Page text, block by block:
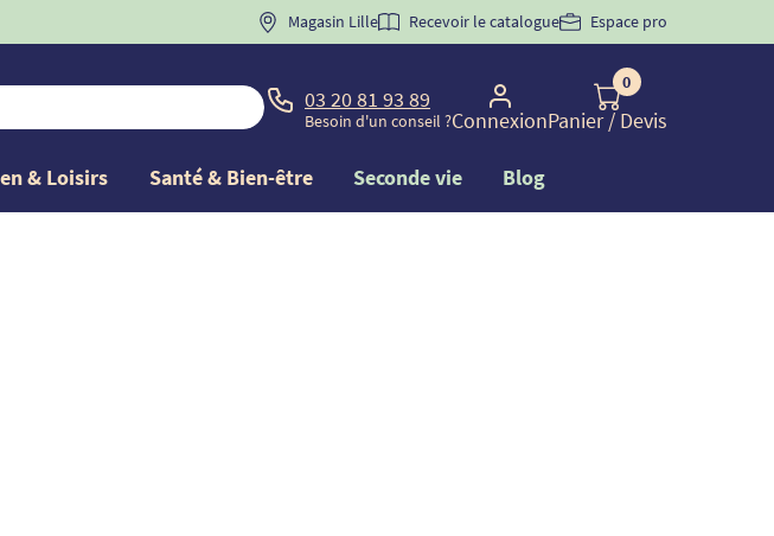
BIENVENUE" pourla 1ère commande d'incontinence
Magasin Lille Recevoir le catalogue Espace pro
03 20 81 93 89
Besoin d'un conseil ?Connexion
0
Panier/ Devis
& Loisirs Santé & Bien-être Seconde vie Blog